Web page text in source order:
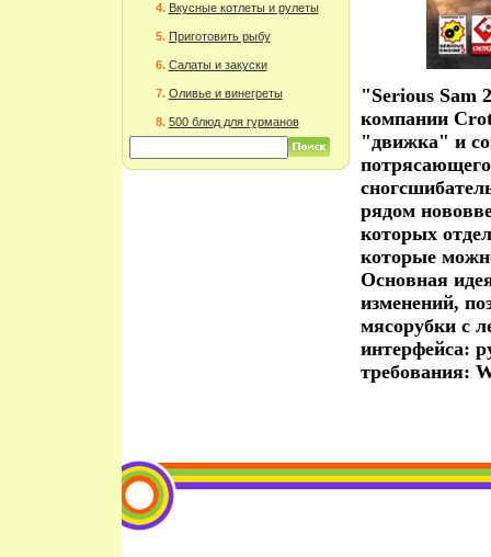
Вкусные котлеты и рулеты
Приготовить рыбу
Салаты и закуски
Оливье и винегреты
500 блюд для гурманов
"Serious Sam
компании
"движка" и
рядом
которых
которые
Основная
изменений,
мясорубки с
интерфейса:
требования: